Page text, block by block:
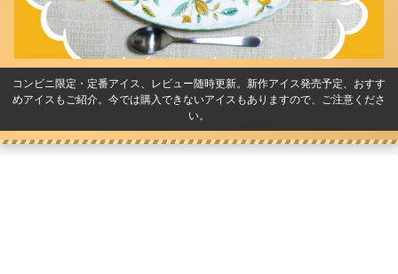
コンビニ限定・定番アイス、レビュー随時更新。新作アイス発売予定、おすす
めアイスもご紹介。今では購入できないアイスもありますので、ご注意くださ
い。